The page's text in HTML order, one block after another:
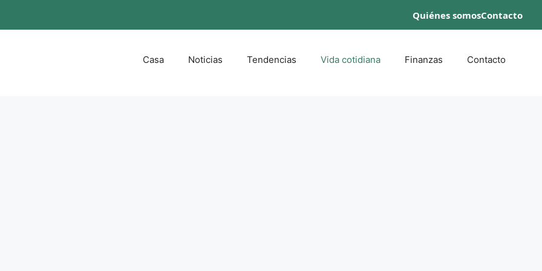
Quiénes somosContacto
Casa Noticias Tendencias Vida cotidiana Finanzas Contacto